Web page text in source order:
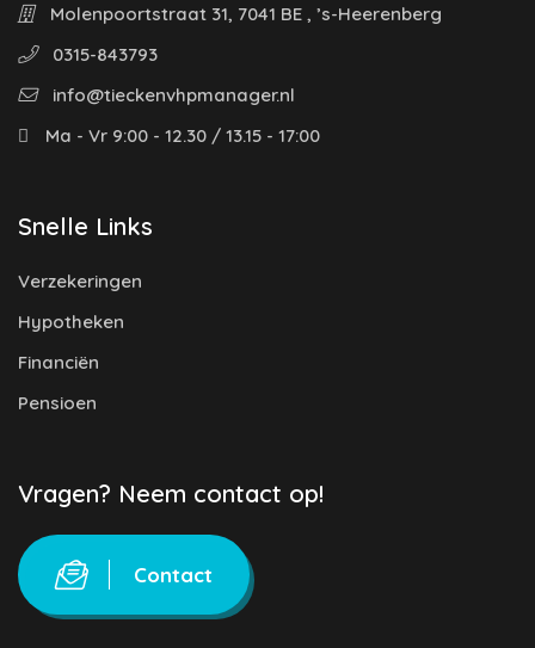
Molenpoortstraat 31, 7041 BE , ’s-Heerenberg
0315-843793
info@tieckenvhpmanager.nl
Ma - Vr 9:00 - 12.30 / 13.15 - 17:00
Snelle Links
Verzekeringen
Hypotheken
Financiën
Pensioen
Vragen? Neem contact op!
Contact